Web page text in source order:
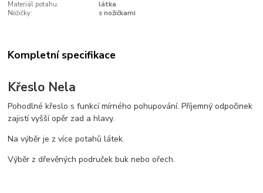
Materiál potahu:
látka
Nožičky:
s nožičkami
Kompletní specifikace
Křeslo Nela
Pohodlné křeslo s funkcí mírného pohupování. Příjemný odpočinek
zajistí vyšší opěr zad a hlavy.
Na výběr je z více potahů látek.
Výběr z dřevěných područek buk nebo ořech.